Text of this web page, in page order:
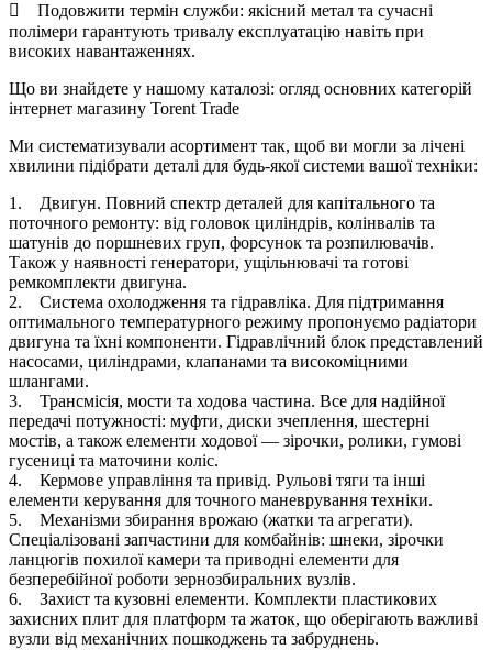
 Подовжити термін служби: якісний метал та сучасні
полімери гарантують тривалу експлуатацію навіть при
високих навантаженнях.
Що ви знайдете у нашому каталозі: огляд основних категорій
інтернет магазину Torent Trade
Ми систематизували асортимент так, щоб ви могли за лічені
хвилини підібрати деталі для будь-якої системи вашої техніки:
1. Двигун. Повний спектр деталей для капітального та
поточного ремонту: від головок циліндрів, колінвалів та
шатунів до поршневих груп, форсунок та розпилювачів.
Також у наявності генератори, ущільнювачі та готові
ремкомплекти двигуна.
2. Система охолодження та гідравліка. Для підтримання
оптимального температурного режиму пропонуємо радіатори
двигуна та їхні компоненти. Гідравлічний блок представлений
насосами, циліндрами, клапанами та високоміцними
шлангами.
3. Трансмісія, мости та ходова частина. Все для надійної
передачі потужності: муфти, диски зчеплення, шестерні
мостів, а також елементи ходової — зірочки, ролики, гумові
гусениці та маточини коліс.
4. Кермове управління та привід. Рульові тяги та інші
елементи керування для точного маневрування техніки.
5. Механізми збирання врожаю (жатки та агрегати).
Спеціалізовані запчастини для комбайнів: шнеки, зірочки
ланцюгів похилої камери та приводні елементи для
безперебійної роботи зернозбиральних вузлів.
6. Захист та кузовні елементи. Комплекти пластикових
захисних плит для платформ та жаток, що оберігають важливі
вузли від механічних пошкоджень та забруднень.